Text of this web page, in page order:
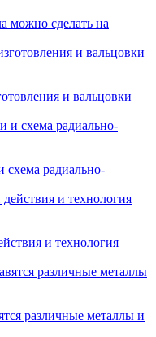
можно сделать на
и вальцовки
схема радиально-
и технология
различные металлы и